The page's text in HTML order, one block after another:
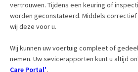
vertrouwen. Tijdens een keuring of
worden geconstateerd. Middels
wij deze voor u.
Wij kunnen uw voertuig compleet of
nemen. Uw sevicerapporten kunt u altijd
Care Portal'.